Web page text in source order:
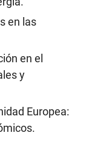
en las
en el
y
Europea: